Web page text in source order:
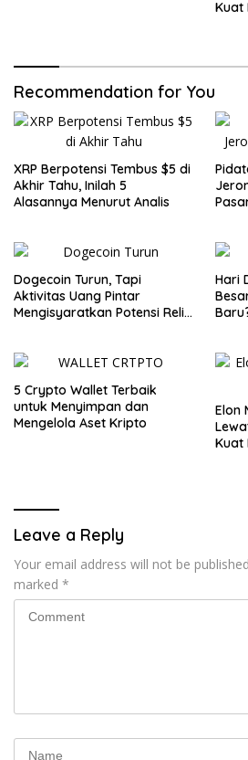
Kuat
Recommendation for You
XRP Berpotensi Tembus $5 di
Akhir Tahu, Inilah 5
Alasannya Menurut Analis
Dogecoin Turun, Tapi
Aktivitas Uang Pintar
Mengisyaratkan Potensi Reli
Hari
5 Crypto Wallet Terbaik
untuk Menyimpan dan
Mengelola Aset Kripto
Elon
Kuat
Leave a Reply
Your email address will not be
marked *